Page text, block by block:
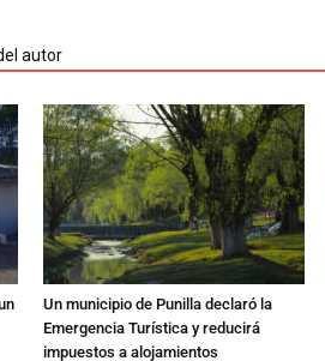
autor
Un municipio de Punilla declaró la
Emergencia Turística y reducirá
impuestos a alojamientos